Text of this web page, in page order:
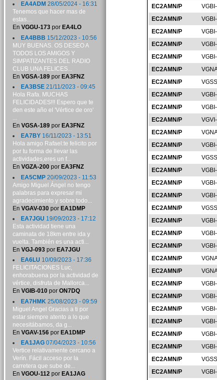
EC2AMN/P
EC2AMN/P
EC2AMN/P
EC2AMN/P
EC2AMN/P
EC2AMN/P
EC2AMN/P
EC2AMN/P
EC2AMN/P
EC2AMN/P
EC2AMN/P
EC2AMN/P
EC2AMN/P
EC2AMN/P
EC2AMN/P
EC2AMN/P
EC2AMN/P
EC2AMN/P
EC2AMN/P
EC2AMN/P
EC2AMN/P
EC2AMN/P
EC2AMN/P
EC2AMN/P
EC2AMN/P
EC2AMN/P
EC2AMN/P
EC2AMN/P
EC2AMN/P
EC2AMN/P
EA4ADM 28/05/2024 - 16:31
Tenemos que hacer mas de
estas....
En VGGU-173por EA4LO
EA4BBB 15/12/2023 - 10:56
MUY BUENAS. OS DESEO A
TODOS LOS AMIGOS Y
SIMPATIZANTES DEL RADIO
CLUB UNA FELICES...
En VGSA-189por EA3FNZ
EA3BSE21/11/2023 - 09:45
Hola Rafa. MUCHAS
FELICIDADES!!! Espero que te
den este año el 'Vértice de oro'
...
En VGSA-189por EA3FNZ
EA7BY16/11/2023 - 13:51
Hola amigo Rafael:te felicito por
por tu forma de llevar las
actividades,eres un f...
En VGZA-200por EA3FNZ
EA5CMP20/09/2023 - 11:53
Amigo Miguel Ángel no tengo
palabras para expresar mi
agradecimiento y sobre todo...
En VGAV-030por EA1DMP
EA7JGU 19/09/2023 - 17:12
Esta actividad tiene una
caminata de 18km entre ida y
vuelta. También es una acti...
En VGJ-093por EA7JGU
EA6LU 10/09/2023 - 17:36
FELICITACIONES Luc,
enhorabuena por la actividad de
vértice, disfruta de Mallorca...
En VGIB-010por ON7DQ
EA7HMK 25/08/2023 - 09:59
Miguel Angel Gracias a ti por
estar siempre atento a lo que
necesitábamos, da g...
En VGAV-156por EA1DMP
EA1JAG07/04/2023 - 10:56
Vertice relativamente cercano a
Verín. Fácil acceso por la
carretera que sube de...
En VGOU-112por EA1JAG